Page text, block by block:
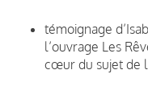
témoignage
l’ouvrage Les
cœur du sujet de